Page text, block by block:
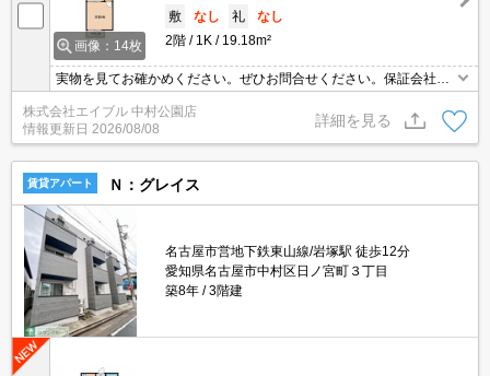
画像：14枚
敷
なし 礼
なし
2階
1K 19.18m²
実物を見てお確かめください。ぜひお問合せください。保証会社加
入要(初回月額総額50%、月次月額総額1%)。
株式会社エイブル 中村公園店
情報更新日 2026/08/08
詳細を見る
賃貸アパート Ｎ：グレイス
名古屋市営地下鉄東山線/岩塚駅 徒歩12分
愛知県名古屋市中村区日ノ宮町３丁目
築8年
3階建